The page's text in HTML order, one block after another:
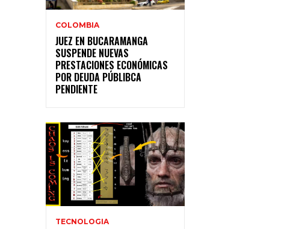
COLOMBIA
JUEZ EN BUCARAMANGA
SUSPENDE NUEVAS
PRESTACIONES ECONÓMICAS
POR DEUDA PÚBLIBCA
PENDIENTE
TECNOLOGIA